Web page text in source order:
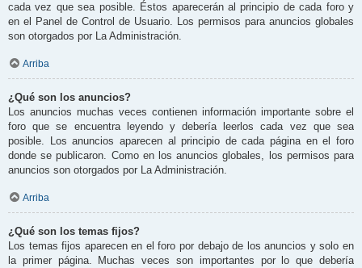
cada vez que sea posible. Éstos aparecerán al principio de cada foro y
en el Panel de Control de Usuario. Los permisos para anuncios globales
son otorgados por La Administración.
Arriba
¿Qué son los anuncios?
Los anuncios muchas veces contienen información importante sobre el
foro que se encuentra leyendo y debería leerlos cada vez que sea
posible. Los anuncios aparecen al principio de cada página en el foro
donde se publicaron. Como en los anuncios globales, los permisos para
anuncios son otorgados por La Administración.
Arriba
¿Qué son los temas fijos?
Los temas fijos aparecen en el foro por debajo de los anuncios y solo en
la primer página. Muchas veces son importantes por lo que debería